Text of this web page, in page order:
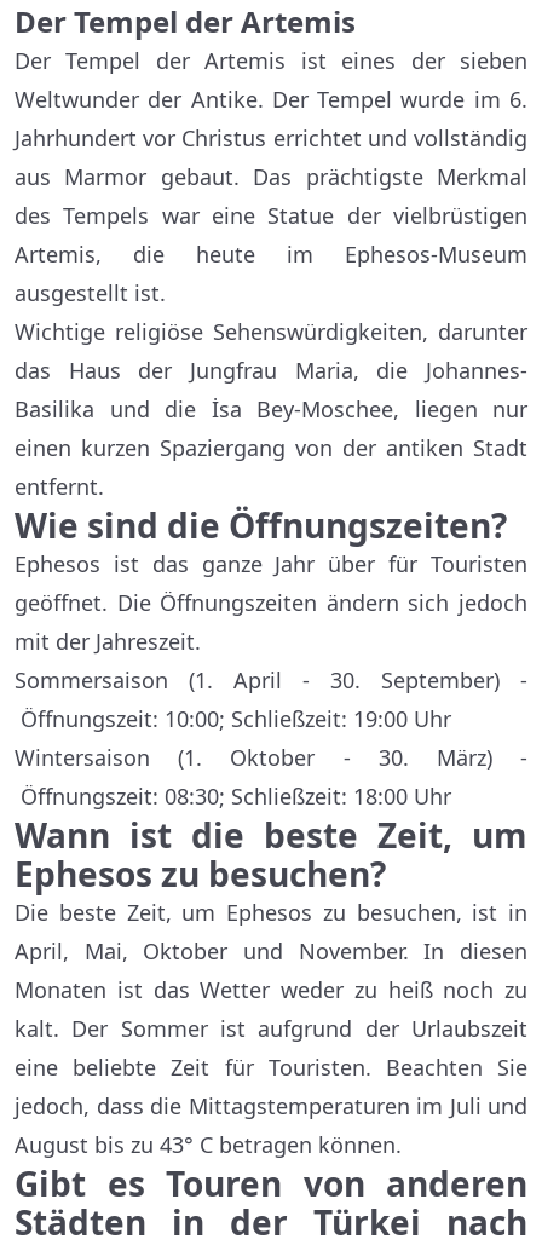
Der Tempel der Artemis
Der Tempel der Artemis ist eines der sieben
Weltwunder der Antike. Der Tempel wurde im 6.
Jahrhundert vor Christus errichtet und vollständig
aus Marmor gebaut. Das prächtigste Merkmal
des Tempels war eine Statue der vielbrüstigen
Artemis, die heute im Ephesos-Museum
ausgestellt ist.
Wichtige religiöse Sehenswürdigkeiten, darunter
das Haus der Jungfrau Maria, die Johannes-
Basilika und die İsa Bey-Moschee, liegen nur
einen kurzen Spaziergang von der antiken Stadt
entfernt.
Wie sind die Öffnungszeiten?
Ephesos ist das ganze Jahr über für Touristen
geöffnet. Die Öffnungszeiten ändern sich jedoch
mit der Jahreszeit.
Sommersaison (1. April - 30. September) -
Öffnungszeit: 10:00; Schließzeit: 19:00 Uhr
Wintersaison (1. Oktober - 30. März) -
Öffnungszeit: 08:30; Schließzeit: 18:00 Uhr
Wann ist die beste Zeit, um
Ephesos zu besuchen?
Die beste Zeit, um Ephesos zu besuchen, ist in
April, Mai, Oktober und November. In diesen
Monaten ist das Wetter weder zu heiß noch zu
kalt. Der Sommer ist aufgrund der Urlaubszeit
eine beliebte Zeit für Touristen. Beachten Sie
jedoch, dass die Mittagstemperaturen im Juli und
August bis zu 43° C betragen können.
Gibt es Touren von anderen
Städten in der Türkei nach